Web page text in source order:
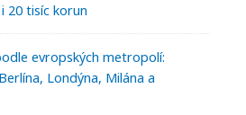
20 tisíc korun
evropských metropolí:
Londýna, Milána a